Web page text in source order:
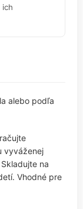
ich
alebo podľa
vyváženej
na
Vhodné pre